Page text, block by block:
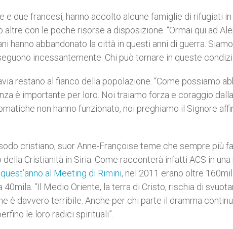
e due francesi, hanno accolto alcune famiglie di rifugiati
con le poche risorse a disposizione. “Ormai qui ad
hanno abbandonato la città in questi anni di guerra. Siamo
incessantemente. Chi può tornare in queste
restano al fianco della popolazione. “Come possiamo
è importante per loro. Noi traiamo forza e coraggio
non hanno funzionato, noi preghiamo il Signore
cristiano, suor Anne-Françoise teme che sempre più
Cristianità in Siria. Come racconterà infatti ACS in una
al Meeting di Rimini, nel 2011 erano oltre
“Il Medio Oriente, la terra di Cristo, rischia di
è davvero terribile. Anche per chi parte il dramma
le loro radici spirituali”.